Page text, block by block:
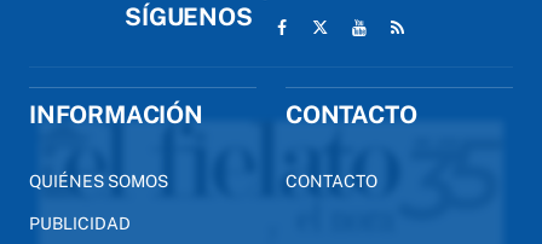
SÍGUENOS
INFORMACIÓN
QUIÉNES SOMOS
PUBLICIDAD
CONTACTO
CONTACTO